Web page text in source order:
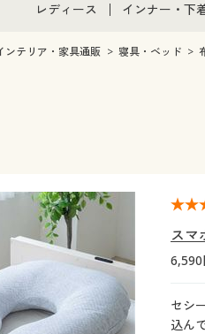
レディース
レディース通販すべて
インナー・下
インナー・下
ンテリア・家具通販 寝具・ベッド
スマ
6,590
セシ
込ん